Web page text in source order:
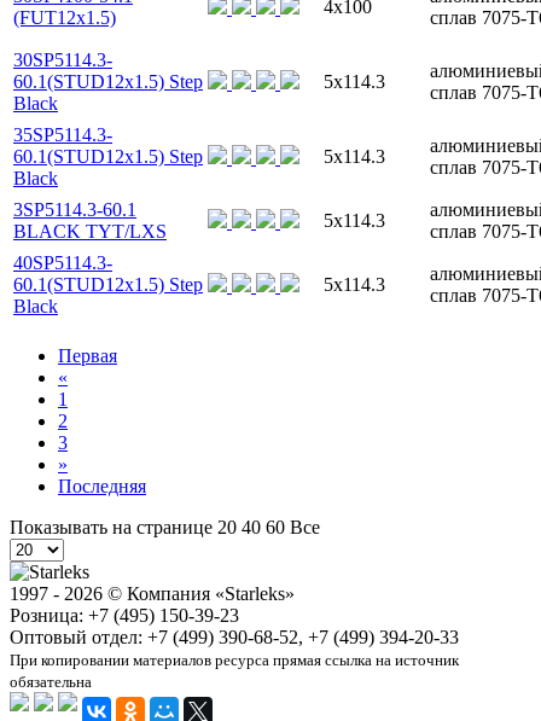
(FUT12x1.5)
4x100
сплав 7075-
30SP5114.3-
60.1(STUD12x1.5) Step
Black
5x114.3
сплав 7075-
35SP5114.3-
60.1(STUD12x1.5) Step
Black
5x114.3
сплав 7075-
3SP5114.3-60.1
BLACK TYT/LXS
5x114.3
сплав 7075-
40SP5114.3-
60.1(STUD12x1.5) Step
Black
5x114.3
сплав 7075-
Первая
«
1
2
3
»
Последняя
Показывать на странице 20 40 60 Все
1997 - 2026 © Компания «Starleks»
Розница: +7 (495) 150-39-23
Оптовый отдел: +7 (499) 390-68-52, +7 (499) 394-20-33
При копировании материалов ресурса прямая ссылка на источник
обязательна